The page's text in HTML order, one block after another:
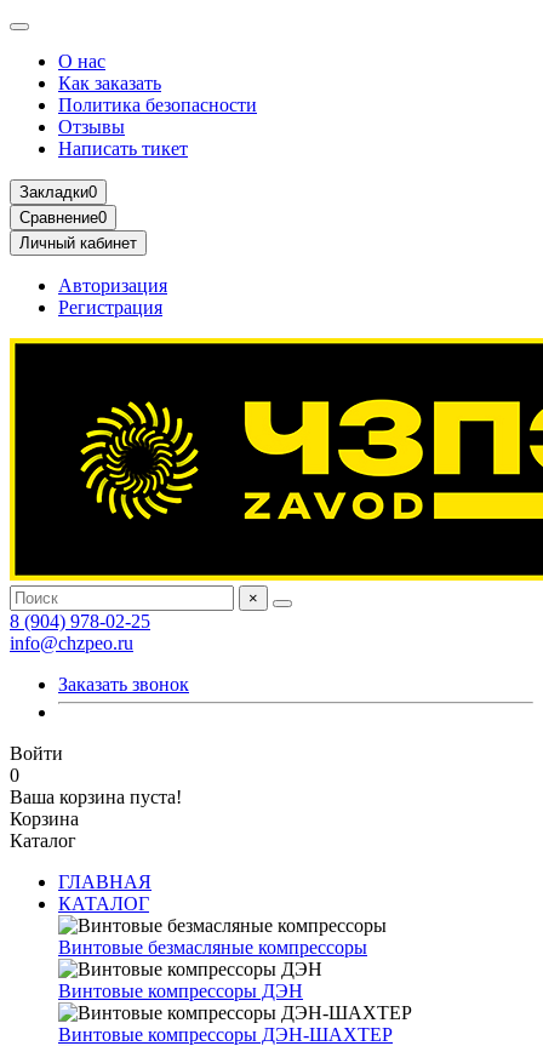
О нас
Как заказать
Политика безопасности
Отзывы
Написать тикет
Закладки0
Сравнение0
Личный кабинет
Авторизация
Регистрация
×
8 (904) 978-02-25
info@chzpeo.ru
Заказать звонок
Войти
0
Ваша корзина пуста!
Корзина
Каталог
ГЛАВНАЯ
КАТАЛОГ
Винтовые безмасляные компрессоры
Винтовые компрессоры ДЭН
Винтовые компрессоры ДЭН-ШАХТЕР